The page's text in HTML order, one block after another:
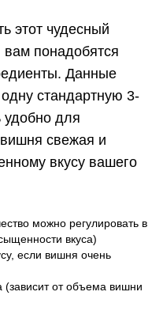
этот чудесный
понадобятся
Данные
стандартную 3-
удобно для
вишня свежая и
вкусу вашего
можно регулировать в
вкуса)
если вишня очень
от объема вишни